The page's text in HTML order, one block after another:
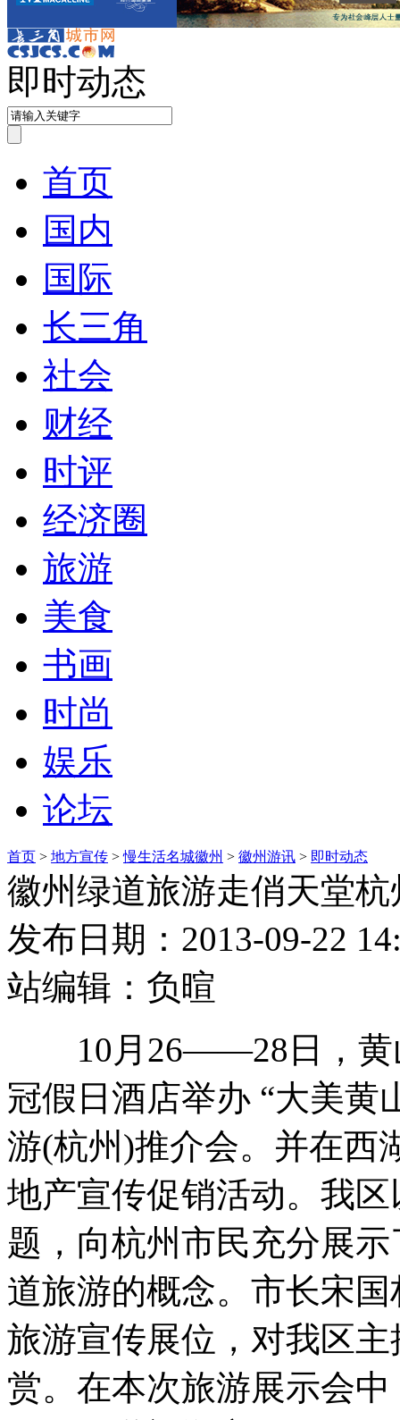
即时动态
首页
国内
国际
长三角
社会
财经
时评
经济圈
旅游
美食
书画
时尚
娱乐
论坛
首页 > 地方宣传 >慢生活名城徽州 > 徽州游讯 > 即时动态
徽州绿道旅游走俏天堂杭
发布日期：2013-09-22
站编辑：负暄
10月26——28日，黄
冠假日酒店举办 “大美黄
游(杭州)推介会。并在西
地产宣传促销活动。我
题，向杭州市民充分展
道旅游的概念。市长宋
旅游宣传展位，对我区
赏。在本次旅游展示会